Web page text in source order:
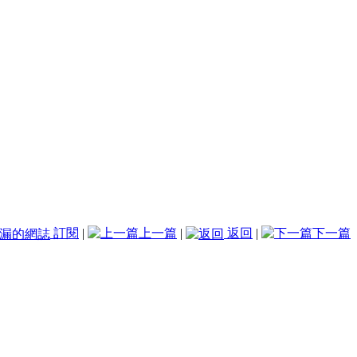
訂閱 | 上一篇 | 返回 | 下一篇